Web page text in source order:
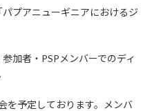
プアニューギニアにおけるジ
加者・PSPメンバーでのディ
を予定しております。メンバ